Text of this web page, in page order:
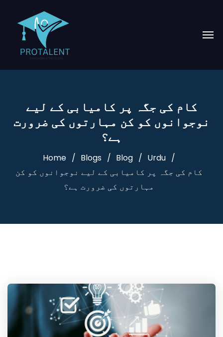
کام کی جگہ پر کامیابی کے لیے
نوجوانوں کو کن مہارتوں کی ضرورت
ہے؟
Home Blogs Blog
Urdu
کام کی جگہ پر کامیابی کے لیے نوجوانوں کو کن
مہارتوں کی ضرورت ہے؟